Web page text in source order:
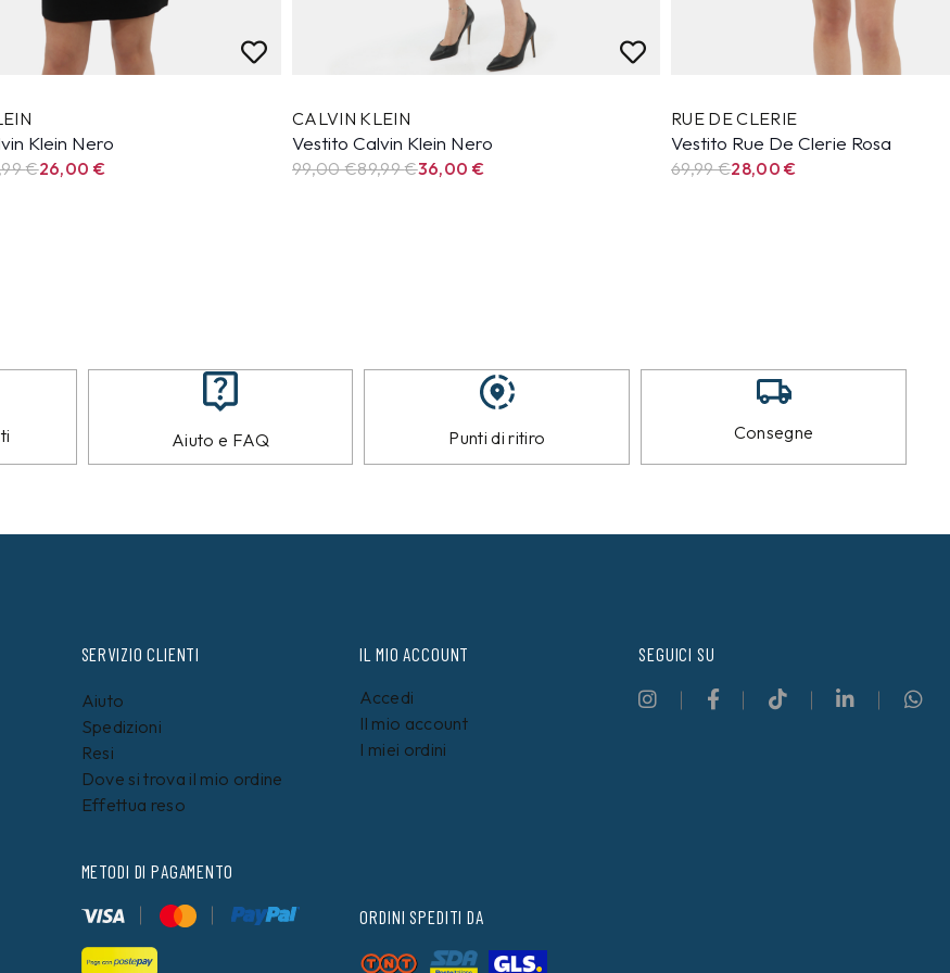
Klein Nero
€26,00 €
CALVIN KLEIN
Vestito Calvin Klein Nero
99,00 €89,99€36,00 €
RUE DE CLERIE
Vestito Rue De Clerie Rosa
69,99€28,00€
Aiuto e FAQ Punti di ritiro Consegne
SERVIZIO CLIENTI
Aiuto
Spedizioni
Resi
Dove si trova il mio ordine
Effettua reso
METODI DI PAGAMENTO
IL MIO ACCOUNT
Accedi
Il mio account
I miei ordini
ORDINI SPEDITI DA
SEGUICI SU